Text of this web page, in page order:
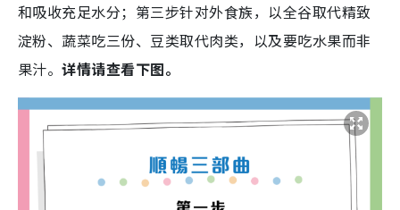
和吸收充足水分；第三步针对外食族，以全谷取代精致
淀粉、蔬菜吃三份、豆类取代肉类，以及要吃水果而非
果汁。详情请查看下图。